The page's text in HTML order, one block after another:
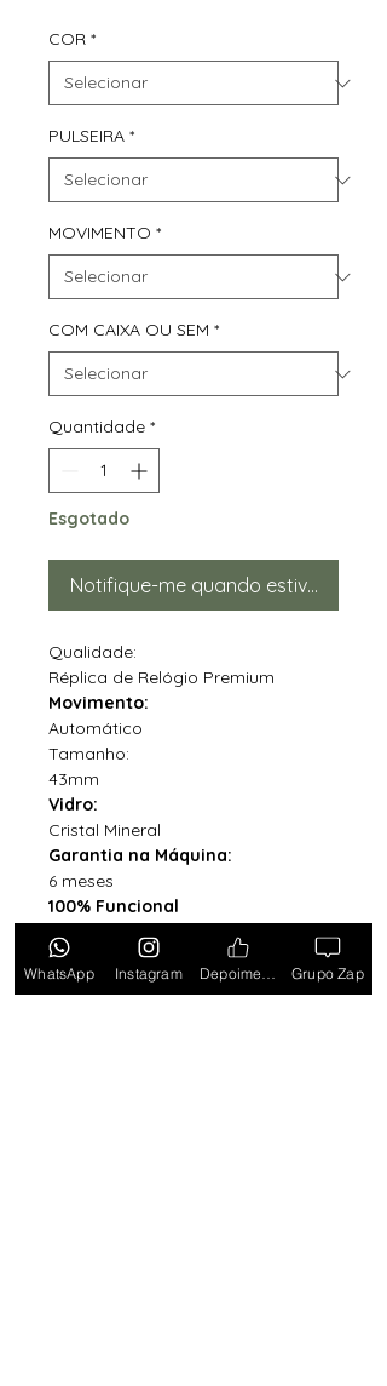
COR *
PULSEIRA *
MOVIMENTO *
COM CAIXA OU SEM *
Quantidade *
Esgotado
Notifique-me quando estiver
Qualidade:
Réplica de Relógio Premium
Movimento:
Automático
Tamanho:
43mm
Vidro:
Cristal Mineral
Garantia na Máquina:
6 meses
100% Funcional
Acompanha Caixa Simples com
Almofada (exceto para os
estados PB, SE, RR, MT, PE e AL)
WhatsApp Instagram Grupo Zap